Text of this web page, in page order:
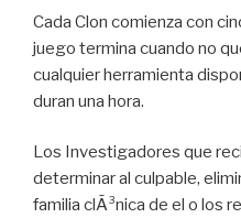
Cada Clon comienza con
juego termina cuando no
cualquier herramienta
duran una hora.
Los Investigadores que
determinar al culpable,
familia clÃ³nica de el o los